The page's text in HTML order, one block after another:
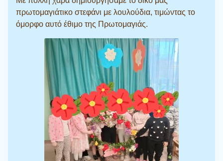
πρωτομαγιάτικο στεφάνι με λουλούδια, τιμώντας το
όμορφο αυτό έθιμο της Πρωτομαγιάς.